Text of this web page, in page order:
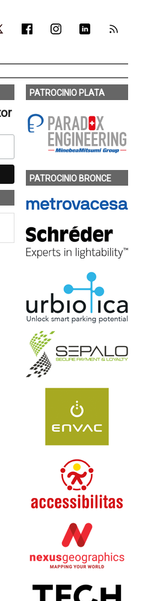
PATROCINIO PLATA
PATROCINIO BRONCE